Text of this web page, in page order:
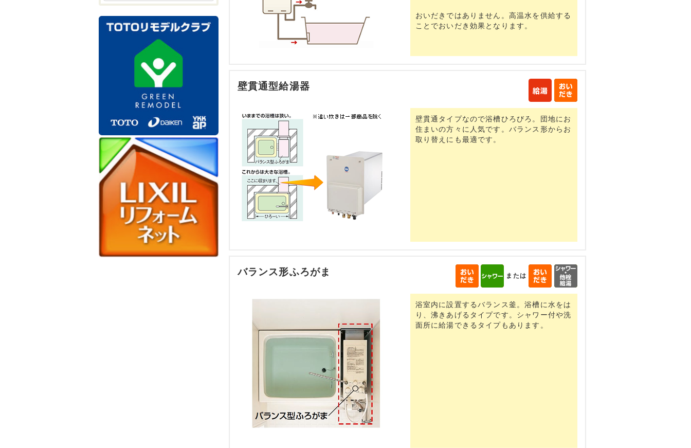
おいだきではありません。高温水を供給する
ことでおいだき効果となります。
壁貫通型給湯器
壁貫通タイプなので浴槽ひろびろ。団地にお
住まいの方々に人気です。バランス形からお
取り替えにも最適です。
バランス形ふろがま または
浴室内に設置するバランス釜。浴槽に水をは
り、沸きあげるタイプです。シャワー付や洗
面所に給湯できるタイプもあります。